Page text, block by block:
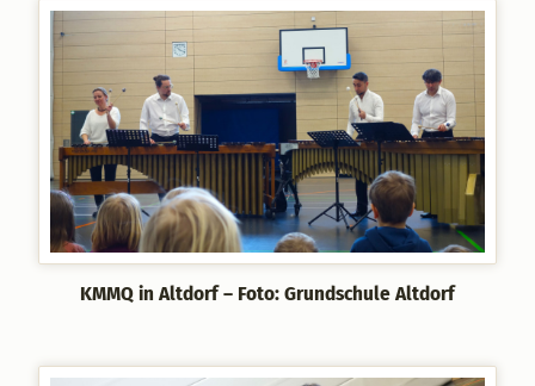
KMMQ in Altdorf – Foto: Grundschule Altdorf